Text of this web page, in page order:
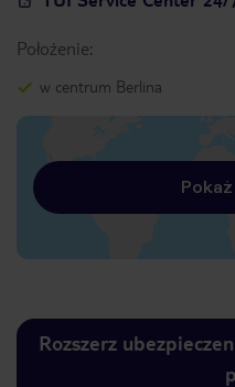
Położenie:
w centrum Berlina
Rozszerz